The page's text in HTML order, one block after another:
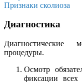
Признаки сколиоза
Диагностика
Диагностические
процедуры.
Осмотр
фиксации